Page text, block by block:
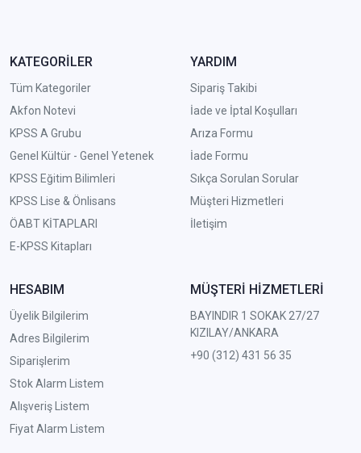
KATEGORİLER
Tüm Kategoriler
Akfon Notevi
KPSS A Grubu
Genel Kültür - Genel Yetenek
KPSS Eğitim Bilimleri
KPSS Lise & Önlisans
ÖABT KİTAPLARI
E-KPSS Kitapları
YARDIM
Sipariş Takibi
İade ve İptal Koşulları
Arıza Formu
İade Formu
Sıkça Sorulan Sorular
Müşteri Hizmetleri
İletişim
HESABIM
Üyelik Bilgilerim
Adres Bilgilerim
Siparişlerim
Stok Alarm Listem
Alışveriş Listem
Fiyat Alarm Listem
MÜŞTERİ HİZMETLERİ
BAYINDIR 1 SOKAK 27/27
KIZILAY/ANKARA
+90 (312) 431 56 35